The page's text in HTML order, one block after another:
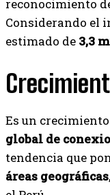
reconocimiento
Considerando el
estimado de 3,3
Es un
global de
tendencia que
áreas geográficas